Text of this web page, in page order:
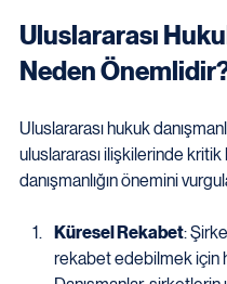
Uluslararası
Neden
Uluslararası hukuk
uluslararası ilişkilerinde
danışmanlığın önemini
Küresel Rekabet:
rekabet edebilmek için